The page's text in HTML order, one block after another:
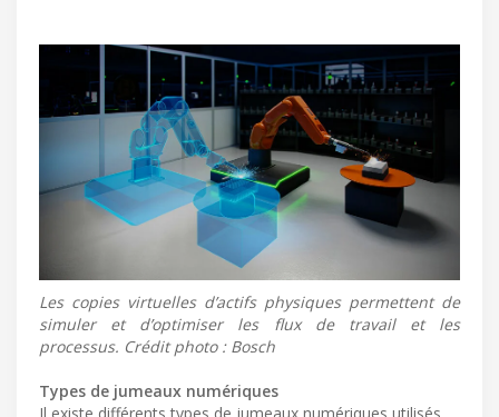
Les copies virtuelles d’actifs physiques permettent de
simuler et d’optimiser les flux de travail et les
processus. Crédit photo : Bosch
Types de jumeaux numériques